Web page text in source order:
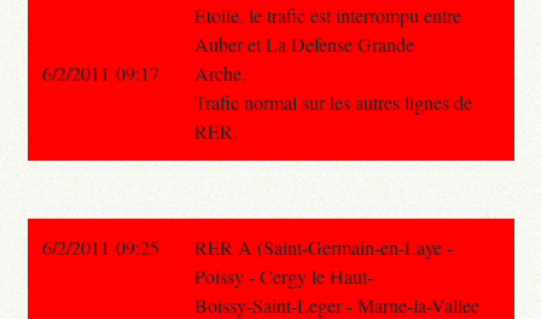
Etoile, le trafic est interrompu entre
Auber et La Defense Grande
Arche.
Trafic normal sur les autres lignes de
RER.
6/2/2011 09:17
6/2/2011 09:25
RER A (Saint-Germain-en-Laye -
Poissy - Cergy le Haut-
Boissy-Saint-Leger - Marne-la-Vallee